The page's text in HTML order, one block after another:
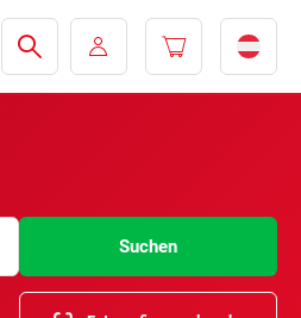
Suchen